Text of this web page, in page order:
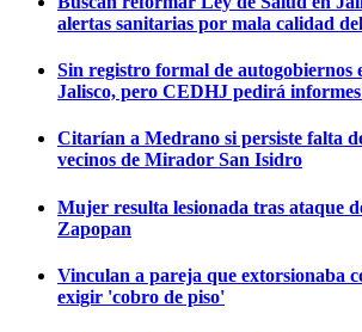
alertas sanitarias por mala calidad
Sin registro formal de autogobiernos
Jalisco, pero CEDHJ pedirá
Citarían a Medrano si persiste falta
vecinos de Mirador San Isidro
Mujer resulta lesionada tras ataque
Zapopan
Vinculan a pareja que extorsionaba
exigir 'cobro de piso'